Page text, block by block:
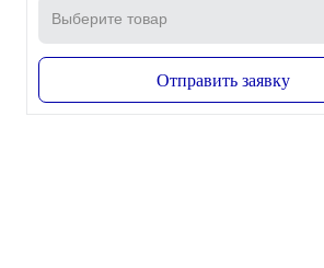
Отправить заявку